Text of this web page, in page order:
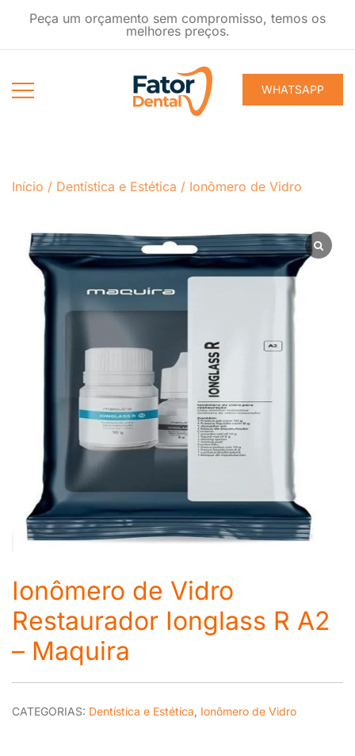
Peça um orçamento sem compromisso, temos os
melhores preços.
WHATSAPP
Início / Dentística e Estética / Ionômero de Vidro
Ionômero de Vidro
Restaurador Ionglass R A2
– Maquira
CATEGORIAS: Dentística e Estética Ionômero de Vidro